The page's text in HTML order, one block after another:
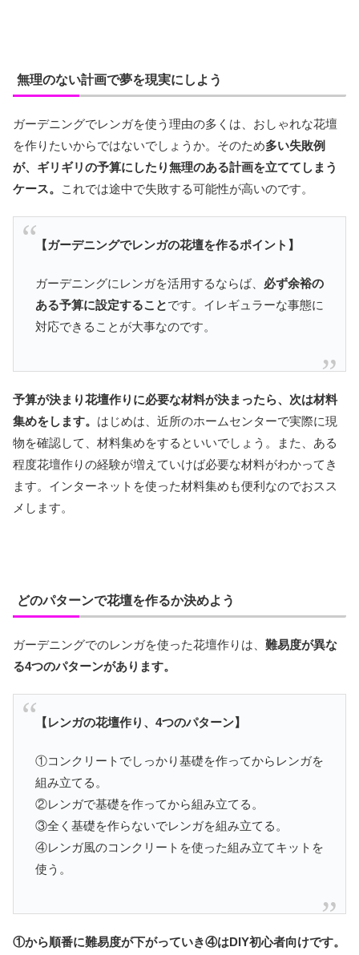
無理のない計画で夢を現実にしよう
ガーデニングでレンガを使う理由の多くは、おしゃれな花壇
を作りたいからではないでしょうか。そのため多い失敗例
が、ギリギリの予算にしたり無理のある計画を立ててしまう
ケース。
これでは途中で失敗する可能性が高いのです。
【ガーデニングでレンガの花壇を作るポイント】
ガーデニングにレンガを活用するならば、 必ず余裕の
ある予算に設定することです。イレギュラーな事態に
対応できることが大事なのです。
予算が決まり花壇作りに必要な材料が決まったら、次は材料
集めをします。 はじめは、近所のホームセンターで実際に現
物を確認して、材料集めをするといいでしょう。また、ある
程度花壇作りの経験が増えていけば必要な材料がわかってき
ます。インターネットを使った材料集めも便利なのでおスス
メします。
どのパターンで花壇を作るか決めよう
ガーデニングでのレンガを使った花壇作りは、 難易度が異な
る4つのパターンがあります。
【レンガの花壇作り、4つのパターン】
①コンクリートでしっかり基礎を作ってからレンガを
組み立てる。
②レンガで基礎を作ってから組み立てる。
③全く基礎を作らないでレンガを組み立てる。
④レンガ風のコンクリートを使った組み立てキットを
使う。
①から順番に難易度が下がっていき④はDIY初心者向けです。